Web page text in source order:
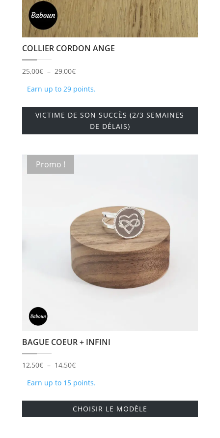
COLLIER CORDON ANGE
25,00€ – 29,00€Plage
25,00€
29,00€
Earn up to 29 points.
VICTIME DE SON SUCCÈS (2/3 SEMAINES
DE DÉLAIS)
Ce
Promo !
BAGUE COEUR + INFINI
12,50€ – 14,50€Plage
12,50€
à
Earn up to 15 points.
CHOISIR LE MODÈLE
Ce